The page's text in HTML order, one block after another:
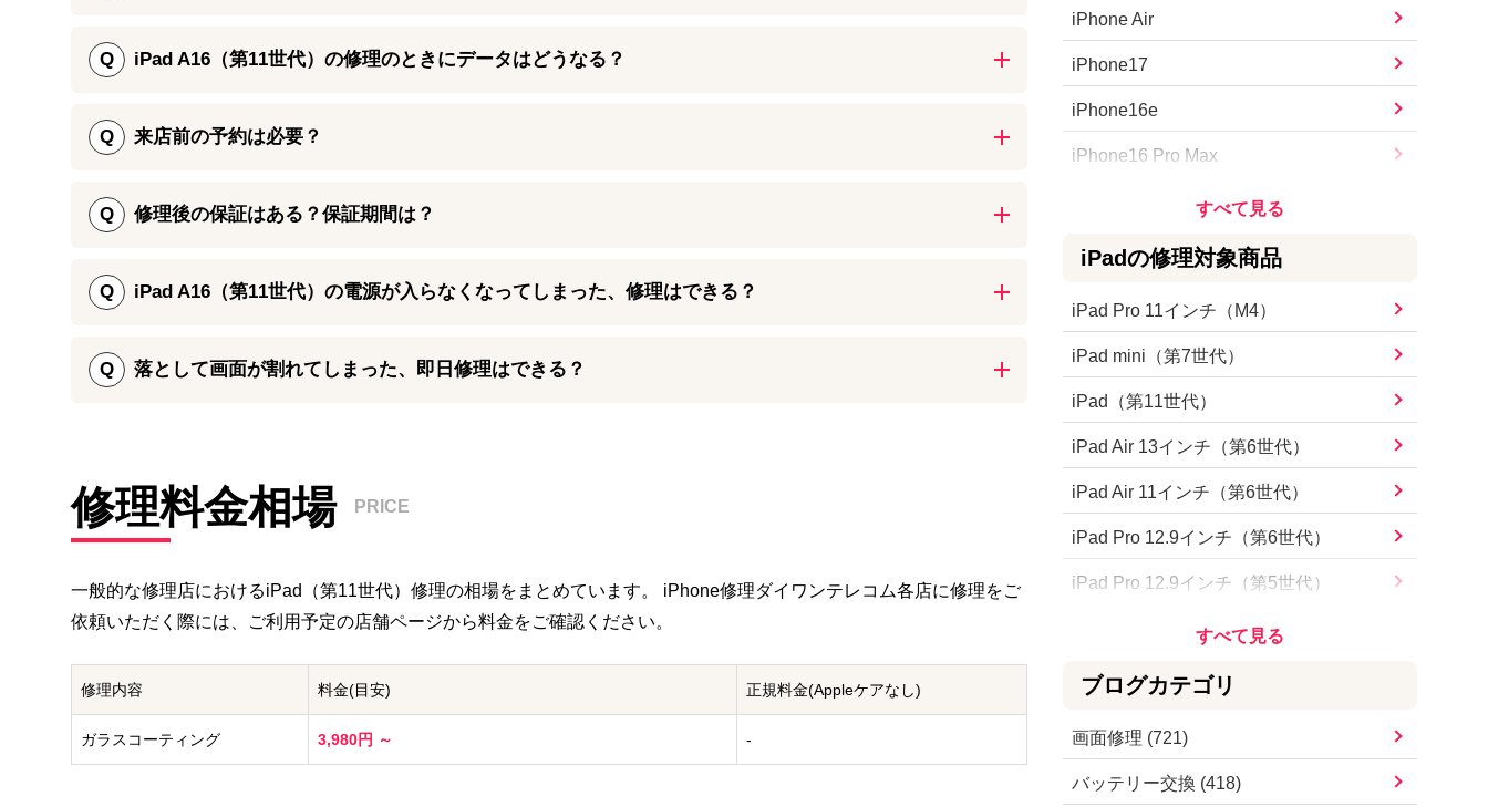
す。バッテリー交換などのパーツ交換は、最短1日で承っております。 なお、修理時期や店舗によってはパーツ在庫がない
Q iPad A16（第11世代）の修理のときにデータはどうなる？
Q 来店前の予約は必要？
ズな修理対応が可能です。 修理ご依頼の受付は、ご予約をいただかなくてもご利用いただけます。 万が一iPad A16（第11世
Q 修理後の保証はある？保証期間は？
は修理に使用するパーツの検品や修理後の動作確認を実施しておりますが、万が一修理後に初期不良が見られる際には保証
Q iPad A16（第11世代）の電源が入らなくなってしまった、修理はできる？
残したまま対応できる可能性があり、反応がない場合は基板修理が必要となります。iPhone修理ダイワンテレコムでは、画
Q 落として画面が割れてしまった、即日修理はできる？
修理料金相場 PRICE
一般的な修理店におけるiPad（第11世代） 修理の相場をまとめています。 iPhone修理ダイワンテレコム各店に修理をご
依頼いただく際には、ご利用予定の店舗ページから料金をご確認ください。
修理内容 料金(目安) 正規料金(Appleケアなし)
ガラスコーティング 3,980円 ～ -
iPhone Air
iPhone17
iPhone16e
iPhone16 Pro Max
iPhone16 Plus
iPhone15 Pro Max
iPhone15 Pro
iPhone15 Plus
iPhone15
iPhone14 Pro Max
iPhone14 Pro
iPhoneSE（第3世代）
iPhone13 Pro Max
iPhone13 Pro
iPadの修理対象商品
iPad Pro 11インチ（M4）
iPad mini（第7世代）
iPad（第11世代）
iPad Air 13インチ（第6世代）
iPad Air 11インチ（第6世代）
iPad Pro 12.9インチ（第6世代）
iPad Pro 12.9インチ（第5世代）
iPad Pro 12.9インチ（第4世代）
iPad Pro 12.9インチ（第3世代）
iPad Pro 12.9インチ
ブログカテゴリ
画面修理 (721)
バッテリー交換 (418)